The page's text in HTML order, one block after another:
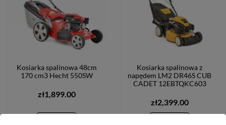
Kosiarka spalinowa 48cm
170 cm3 Hecht 550SW
zł1,899.00
Kosiarka spalinowa z
napędem LM2 DR46S CUB
CADET 12EBTQKC603
zł2,399.00